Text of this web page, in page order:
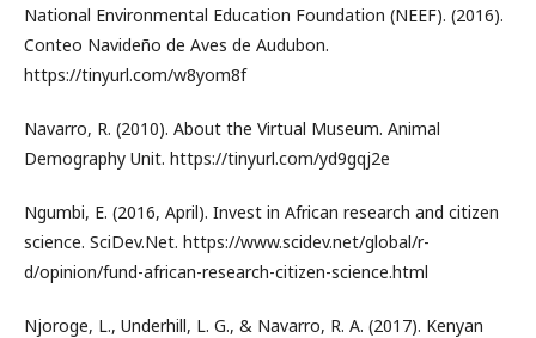
National Environmental Education Foundation (NEEF). (2016).
Conteo Navideño de Aves de Audubon.
https://tinyurl.com/w8yom8f
Navarro, R. (2010). About the Virtual Museum. Animal
Demography Unit. https://tinyurl.com/yd9gqj2e
Ngumbi, E. (2016, April). Invest in African research and citizen
science. SciDev.Net. https://www.scidev.net/global/r-
d/opinion/fund-african-research-citizen-science.html
Njoroge, L., Underhill, L. G., & Navarro, R. A. (2017). Kenyan